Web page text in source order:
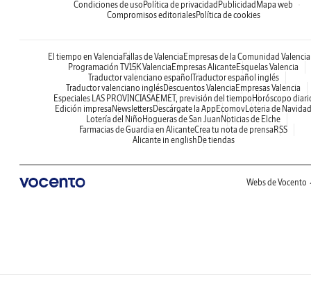
Condiciones de uso Política de privacidad Publicidad Mapa web
Compromisos editorialesPolítica de cookies
El tiempo en Valencia Fallas de Valencia Empresas de la Comunidad
Programación TV15K Valencia Empresas AlicanteEsquelas Valencia
Traductor valenciano español Traductor español inglés
Traductor valenciano inglésDescuentos Valencia Empresas Valencia
Especiales LAS PROVINCIASAEMET, previsión del tiempo Horóscopo
Edición impresa NewslettersDescárgate la App EcomovLoteria de Navidad
Lotería del Niño Hogueras de San Juan Noticias de Elche
Farmacias de Guardia en AlicanteCrea tu nota de prensa RSS
Alicante in english De tiendas
Webs de Vocento